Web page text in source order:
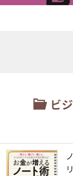
ビ